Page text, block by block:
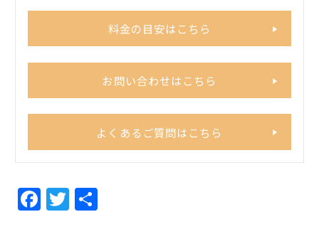
料金の目安はこちら
お問い合わせはこちら
よくあるご質問はこちら
F
a
T
w